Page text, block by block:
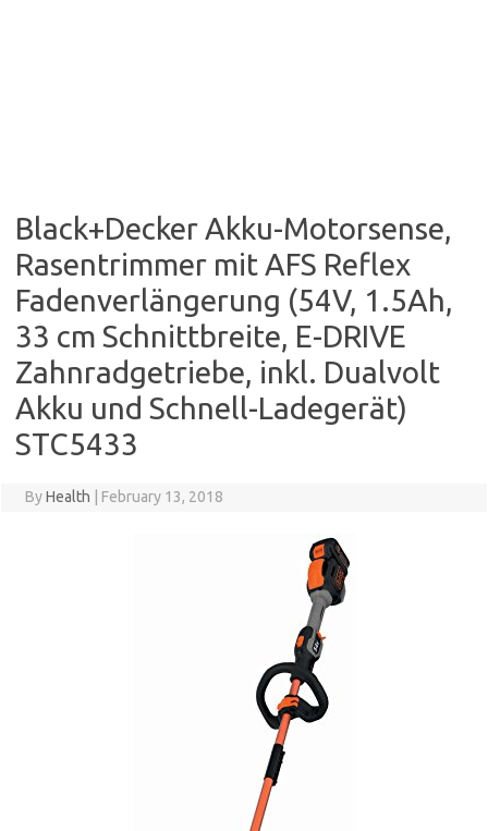
Black+Decker Akku-Motorsense,
Rasentrimmer mit AFS Reflex
Fadenverlängerung (54V, 1.5Ah,
33 cm Schnittbreite, E-DRIVE
Zahnradgetriebe, inkl. Dualvolt
Akku und Schnell-Ladegerät)
STC5433
ByHealth February 13, 2018